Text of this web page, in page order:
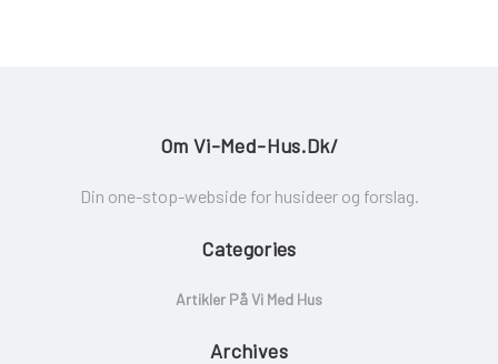
Om Vi-Med-Hus.dk/
Din one-stop-webside for husideer og forslag.
Categories
Artikler På Vi Med Hus
Archives